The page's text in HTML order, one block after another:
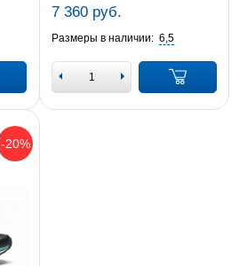
7 360 руб.
Размеры в наличии: 6,5
-20%